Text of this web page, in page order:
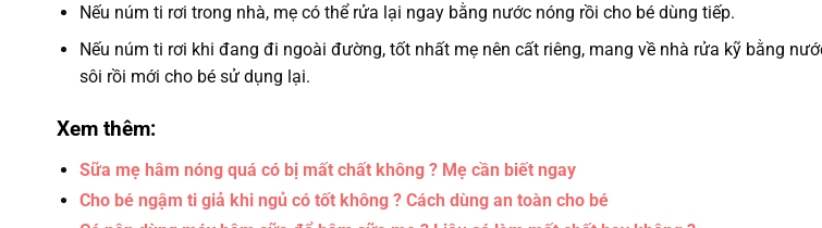
Nếu núm ti rơi trong nhà, mẹ có thể rửa lại ngay bằng nước nóng rồi cho bé dùng tiếp.
Nếu núm ti rơi khi đang đi ngoài đường, tốt nhất mẹ nên cất riêng, mang về nhà rửa kỹ bằng
sôi rồi mới cho bé sử dụng lại.
Xem thêm:
Sữa mẹ hâm nóng quá có bị mất chất không ? Mẹ cần biết ngay
Cho bé ngậm ti giả khi ngủ có tốt không ? Cách dùng an toàn cho bé